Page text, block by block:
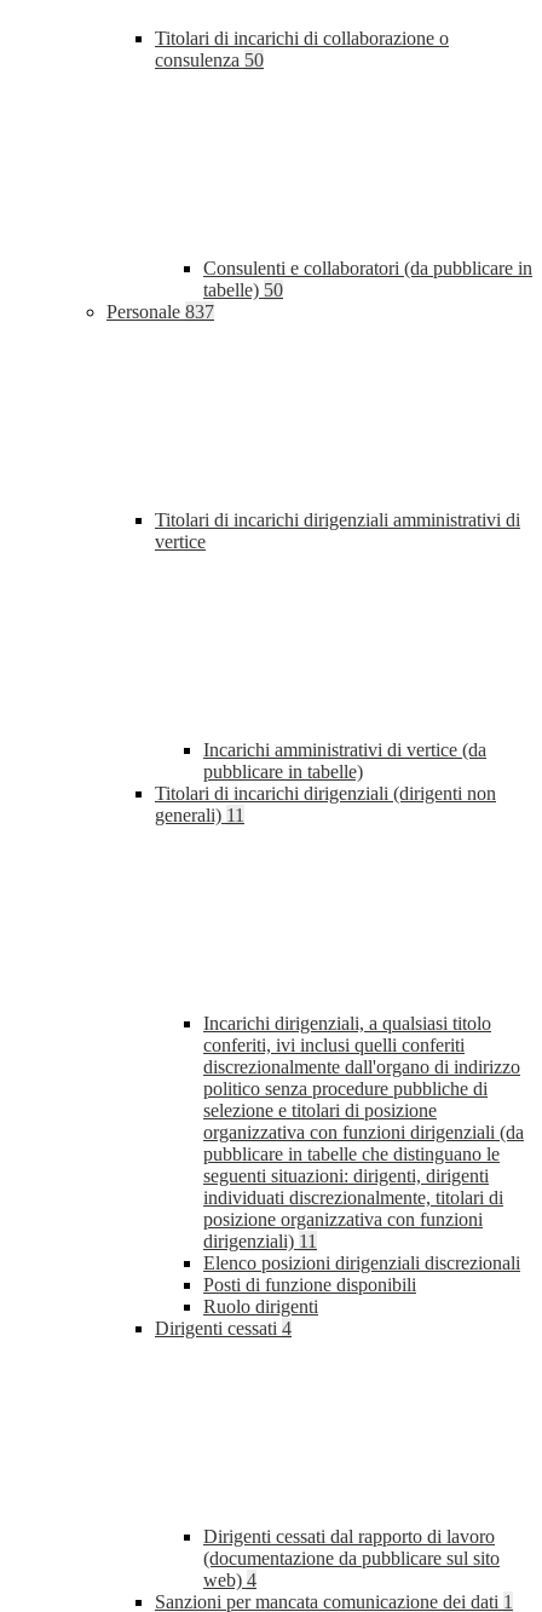
Titolari di incarichi di collaborazione o
consulenza 50
Consulenti e collaboratori (da pubblicare in
tabelle) 50
Personale 837
Titolari di incarichi dirigenziali amministrativi di
vertice
Incarichi amministrativi di vertice (da
pubblicare in tabelle)
Titolari di incarichi dirigenziali (dirigenti non
generali) 11
Incarichi dirigenziali, a qualsiasi titolo
conferiti, ivi inclusi quelli conferiti
discrezionalmente dall'organo di indirizzo
politico senza procedure pubbliche di
selezione e titolari di posizione
organizzativa con funzioni dirigenziali (da
pubblicare in tabelle che distinguano le
seguenti situazioni: dirigenti, dirigenti
individuati discrezionalmente, titolari di
posizione organizzativa con funzioni
dirigenziali) 11
Elenco posizioni dirigenziali discrezionali
Posti di funzione disponibili
Ruolo dirigenti
Dirigenti cessati 4
Dirigenti cessati dal rapporto di lavoro
(documentazione da pubblicare sul sito
web) 4
Sanzioni per mancata comunicazione dei dati 1